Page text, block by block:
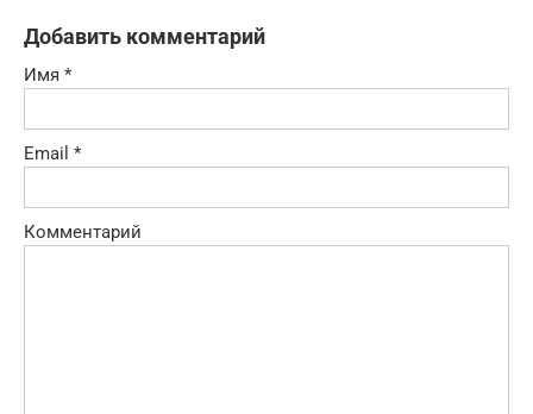
Добавить комментарий
Имя *
Email *
Комментарий